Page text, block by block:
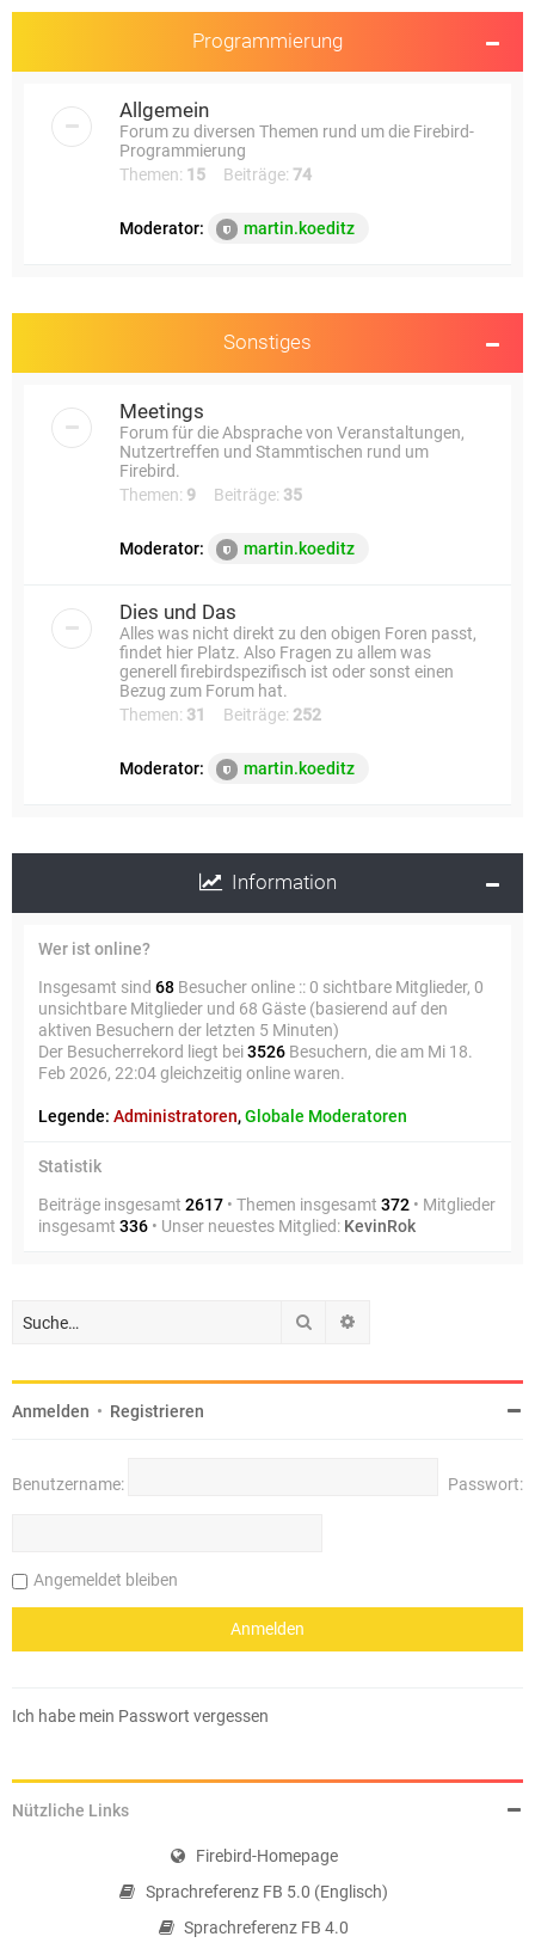
Programmierung
Allgemein
Forum zu diversen Themen rund um die Firebird-
Programmierung
Themen: 15 Beiträge: 74
Moderator: martin.koeditz
Sonstiges
Meetings
Forum für die Absprache von Veranstaltungen,
Nutzertreffen und Stammtischen rund um
Firebird.
Themen: 9 Beiträge: 35
Moderator: martin.koeditz
Dies und Das
Alles was nicht direkt zu den obigen Foren passt,
findet hier Platz. Also Fragen zu allem was
generell firebirdspezifisch ist oder sonst einen
Bezug zum Forum hat.
Themen: 31 Beiträge: 252
Moderator: martin.koeditz
Information
Wer ist online?
Insgesamt sind 68 Besucher online :: 0 sichtbare Mitglieder, 0
unsichtbare Mitglieder und 68 Gäste (basierend auf den
aktiven Besuchern der letzten 5 Minuten)
Der Besucherrekord liegt bei3526 Besuchern, die am Mi 18.
Feb 2026, 22:04 gleichzeitig online waren.
Legende: Administratoren,Globale Moderatoren
Statistik
Beiträge insgesamt 2617 • Themen insgesamt 372 • Mitglieder
insgesamt 336 • Unser neuestes Mitglied: KevinRok
Suche
Anmelden • Registrieren
Benutzername: Passwort:
Angemeldet bleiben
Ich habe mein Passwort vergessen
Nützliche Links
Firebird-Homepage
Sprachreferenz FB 5.0 (Englisch)
Sprachreferenz FB 4.0